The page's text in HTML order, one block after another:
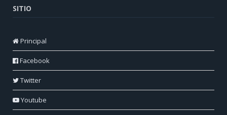
SITIO
Principal
Facebook
Twitter
Youtube